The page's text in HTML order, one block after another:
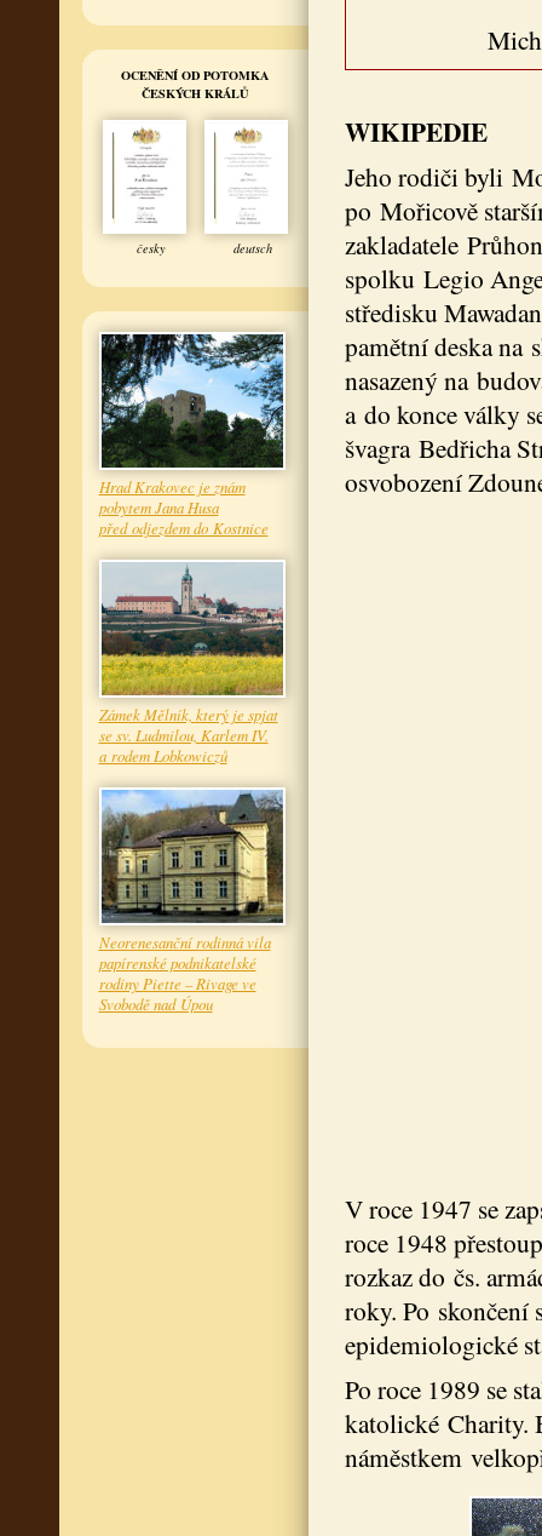
OCENĚNÍ OD POTOMKA
ČESKÝCH KRÁLŮ
česky deutsch
Hrad Krakovec je znám
pobytem Jana Husa
před odjezdem do Kostnice
Zámek Mělník, který je spjat
se sv. Ludmilou, Karlem IV.
a rodem Lobkowiczů
Neorenesanční rodinná vila
papírenské podnikatelské
rodiny Piette – Rivage ve
Svobodě nad Úpou
WIKIPEDIE
Jeho rodiči byli
po Mořicově
zakladatele
spolku Legio
středisku
pamětní deska na
nasazený na
a do konce války
švagra Bedřicha
osvobození
V roce 1947 se
roce 1948
rozkaz do čs.
roky. Po
epidemiologické
Po roce 1989 se
katolické Charity.
náměstkem